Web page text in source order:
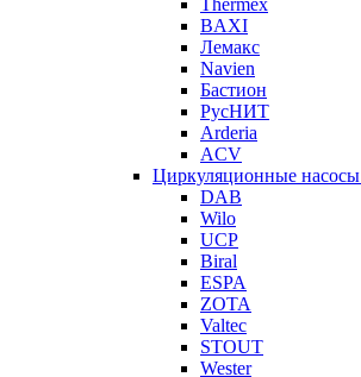
Thermex
BAXI
Лемакс
Navien
Бастион
РусНИТ
Arderia
ACV
Циркуляционные насосы
DAB
Wilo
UCP
Biral
ESPA
ZOTA
Valtec
STOUT
Wester